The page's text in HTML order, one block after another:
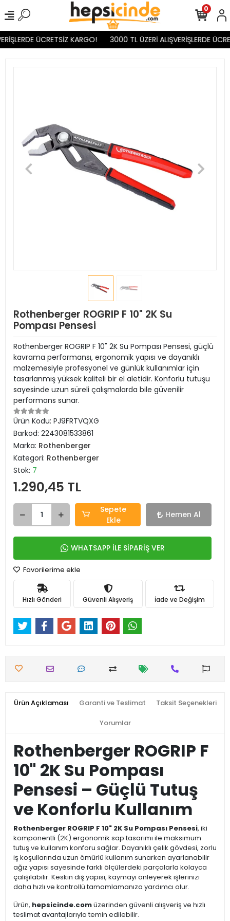
ÜCRETSİZ KARGO! 3000 TL ÜZERİ ALIŞVERİŞLERDE
0
Rothenberger ROGRIP F 10" 2K Su
Pompası Pensesi
Rothenberger ROGRIP F 10" 2K Su Pompası Pensesi, güçlü
kavrama performansı, ergonomik yapısı ve dayanıklı
malzemesiyle profesyonel ve günlük kullanımlar için
tasarlanmış yüksek kaliteli bir el aletidir. Konforlu tutuşu
sayesinde uzun süreli çalışmalarda bile güvenilir
performans sunar.
Ürün Kodu: PJ9FRTVQXG
Barkod: 2243081533861
Marka: Rothenberger
Kategori: Rothenberger
Stok: 7
1.290,45 TL
Sepete
Ekle
Hemen Al
WHATSAPP İLE SİPARİŞ VER
Favorilerime ekle
Hızlı Gönderi Güvenli Alışveriş İade ve Değişim
Ürün Açıklaması Garanti ve Teslimat Taksit Seçenekleri
Yorumlar
Rothenberger ROGRIP F
10" 2K Su Pompası
Pensesi – Güçlü Tutuş
ve Konforlu Kullanım
Rothenberger ROGRIP F 10" 2K Su Pompası Pensesi, iki
komponentli (2K) ergonomik sap tasarımı ile maksimum
tutuş ve kullanım konforu sağlar. Dayanıklı çelik gövdesi, zorlu
iş koşullarında uzun ömürlü kullanım sunarken ayarlanabilir
ağız yapısı sayesinde farklı ölçülerdeki parçalarla kolayca
çalışılabilir. Keskin diş yapısı, kaymayı önleyerek işlerinizi
daha hızlı ve kontrollü tamamlamanıza yardımcı olur.
Ürün, hepsicinde.comüzerinden güvenli alışveriş ve hızlı
teslimat avantajlarıyla temin edilebilir.